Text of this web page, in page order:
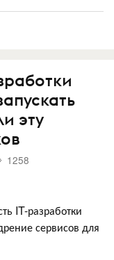
эту
1258
IT-разработки
сервисов для